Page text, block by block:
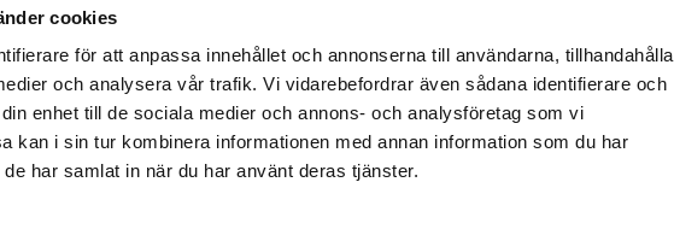
cookies
för att anpassa innehållet och annonserna till användarna, tillhandahålla
och analysera vår trafik. Vi vidarebefordrar även sådana identifierare och
enhet till de sociala medier och annons- och analysföretag som vi
kan i sin tur kombinera informationen med annan information som du har
har samlat in när du har använt deras tjänster.